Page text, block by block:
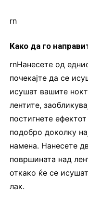
rn
Како да го
rnНанесете од
почекајте да се
исушат вашите
лентите,
постигнете
подобро доколку
намена. Нанесете
површината над
откако ќе се
лак.